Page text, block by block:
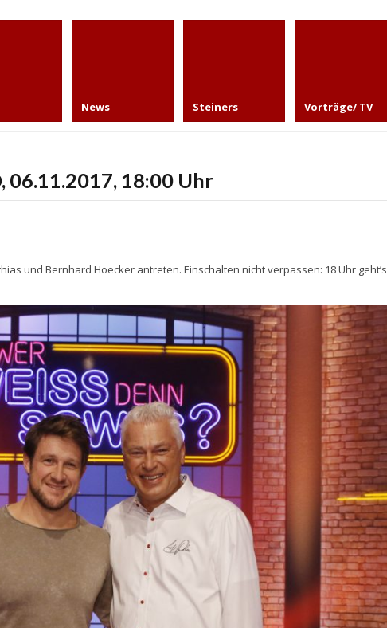
News Steiners Vorträge/ TV
06.11.2017, 18:00 Uhr
und Bernhard Hoecker antreten. Einschalten nicht verpassen: 18 Uhr geht’s